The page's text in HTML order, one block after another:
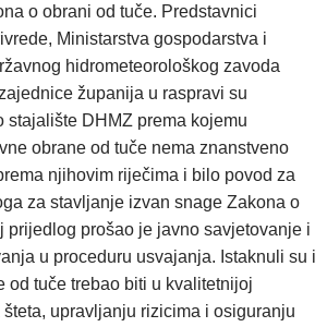
o obrani od tuče. Predstavnici
Ministarstva gospodarstva i
hidrometeorološkog zavoda
županija u raspravi su
stajalište DHMZ prema kojemu
obrane od tuče nema znanstveno
njihovim riječima i bilo povod za
za stavljanje izvan snage Zakona o
prijedlog prošao je javno savjetovanje i
u proceduru usvajanja. Istaknuli su i
od tuče trebao biti u kvalitetnijoj
upravljanju rizicima i osiguranju